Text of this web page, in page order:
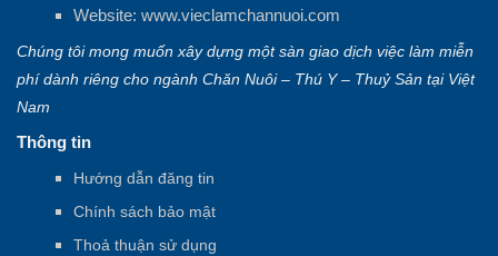
Website: www.vieclamchannuoi.com
Chúng tôi mong muốn xây dựng một sàn giao dịch việc làm miễn
phí dành riêng cho ngành Chăn Nuôi – Thú Y – Thuỷ Sản tại Việt
Nam
Thông tin
Hướng dẫn đăng tin
Chính sách bảo mật
Thoả thuận sử dụng